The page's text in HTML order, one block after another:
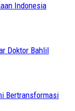
Indonesia
Doktor Bahlil
Bertransformasi